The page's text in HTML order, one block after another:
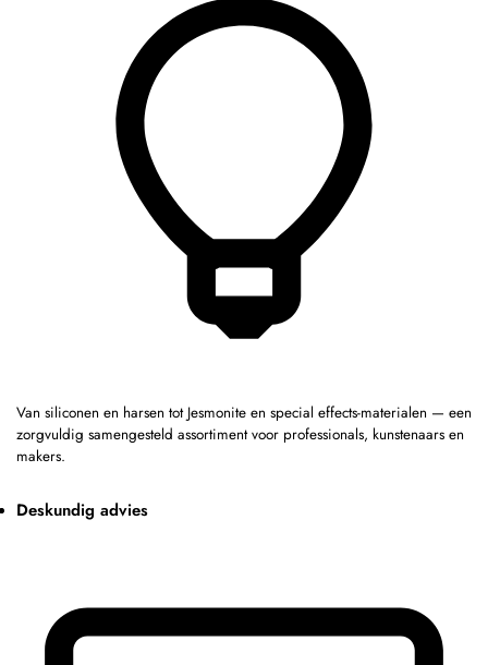
Van siliconen en harsen tot Jesmonite en special effects-materialen — een
zorgvuldig samengesteld assortiment voor professionals, kunstenaars en
makers.
Deskundig advies